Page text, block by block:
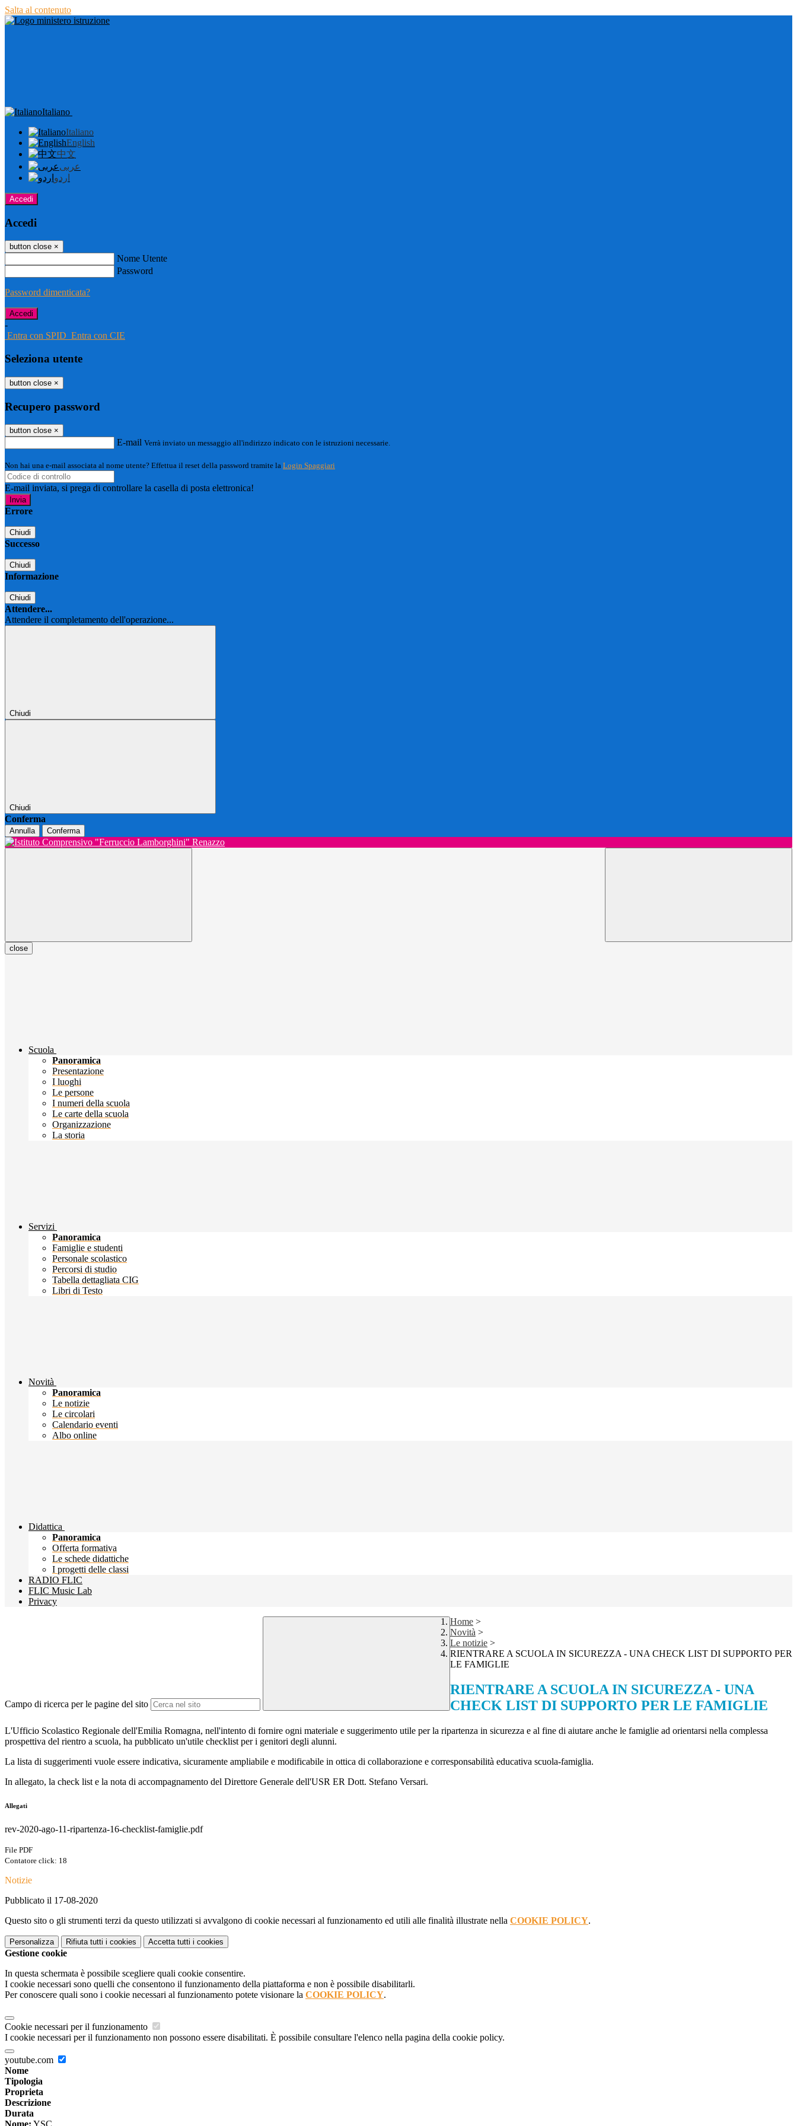
Salta al contenuto
Italiano
Italiano
English
中文
عربى
اردو
Accedi
Accedi
button close ×
Nome Utente
Password
Password dimenticata?
-
Entra con SPID Entra con CIE
Seleziona utente
button close ×
Recupero password
button close ×
E-mail Verrà inviato un messaggio all'indirizzo indicato con le istruzioni necessarie.
Non hai una e-mail associata al nome utente? Effettua il reset della password tramite la Login Spaggiari
E-mail inviata, si prega di controllare la casella di posta elettronica!
Errore
Chiudi
Successo
Chiudi
Informazione
Chiudi
Attendere...
Attendere il completamento dell'operazione...
Chiudi
Chiudi
Conferma
Annulla Conferma
close
Scuola
Panoramica
Presentazione
I luoghi
Le persone
I numeri della scuola
Le carte della scuola
Organizzazione
La storia
Servizi
Panoramica
Famiglie e studenti
Personale scolastico
Percorsi di studio
Tabella dettagliata CIG
Libri di Testo
Novità
Panoramica
Le notizie
Le circolari
Calendario eventi
Albo online
Didattica
Panoramica
Offerta formativa
Le schede didattiche
I progetti delle classi
RADIO FLIC
FLIC Music Lab
Privacy
Campo di ricerca per le pagine del sito
Home >
Novità >
Le notizie >
RIENTRARE A SCUOLA IN SICUREZZA - UNA CHECK LIST DI SUPPORTO PER
LE FAMIGLIE
RIENTRARE A SCUOLA IN SICUREZZA - UNA
CHECK LIST DI SUPPORTO PER LE FAMIGLIE
L'Ufficio Scolastico Regionale dell'Emilia Romagna, nell'intento di fornire ogni materiale e suggerimento utile per la ripartenza in sicurezza e al fine di aiutare anche le famiglie ad orientarsi nella complessa
prospettiva del rientro a scuola, ha pubblicato un'utile checklist per i genitori degli alunni.
La lista di suggerimenti vuole essere indicativa, sicuramente ampliabile e modificabile in ottica di collaborazione e corresponsabilità educativa scuola-famiglia.
In allegato, la check list e la nota di accompagnamento del Direttore Generale dell'USR ER Dott. Stefano Versari.
Allegati
rev-2020-ago-11-ripartenza-16-checklist-famiglie.pdf
File PDF
Contatore click: 18
Notizie
Pubblicato il 17-08-2020
Questo sito o gli strumenti terzi da questo utilizzati si avvalgono di cookie necessari al funzionamento ed utili alle finalità illustrate nella COOKIE POLICY.
Personalizza Rifiuta tutti i cookies Accetta tutti i cookies
Gestione cookie
In questa schermata è possibile scegliere quali cookie consentire.
I cookie necessari sono quelli che consentono il funzionamento della piattaforma e non è possibile disabilitarli.
Per conoscere quali sono i cookie necessari al funzionamento potete visionare la COOKIE POLICY.
Cookie necessari per il funzionamento
I cookie necessari per il funzionamento non possono essere disabilitati. È possibile consultare l'elenco nella pagina della cookie policy.
youtube.com
Nome
Tipologia
Proprieta
Descrizione
Durata
Nome: YSC